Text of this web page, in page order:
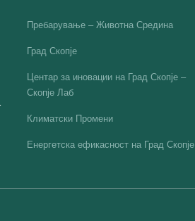
Пребарување – Животна Средина
Град Скопје
Центар за иновации на Град Скопје –
Скопје Лаб
Климатски Промени
Енергетска ефикасност на Град Скопјe